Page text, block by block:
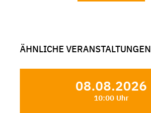
ÄHNLICHE VERANSTALTUNGEN
08.08.2026
10:00 Uhr